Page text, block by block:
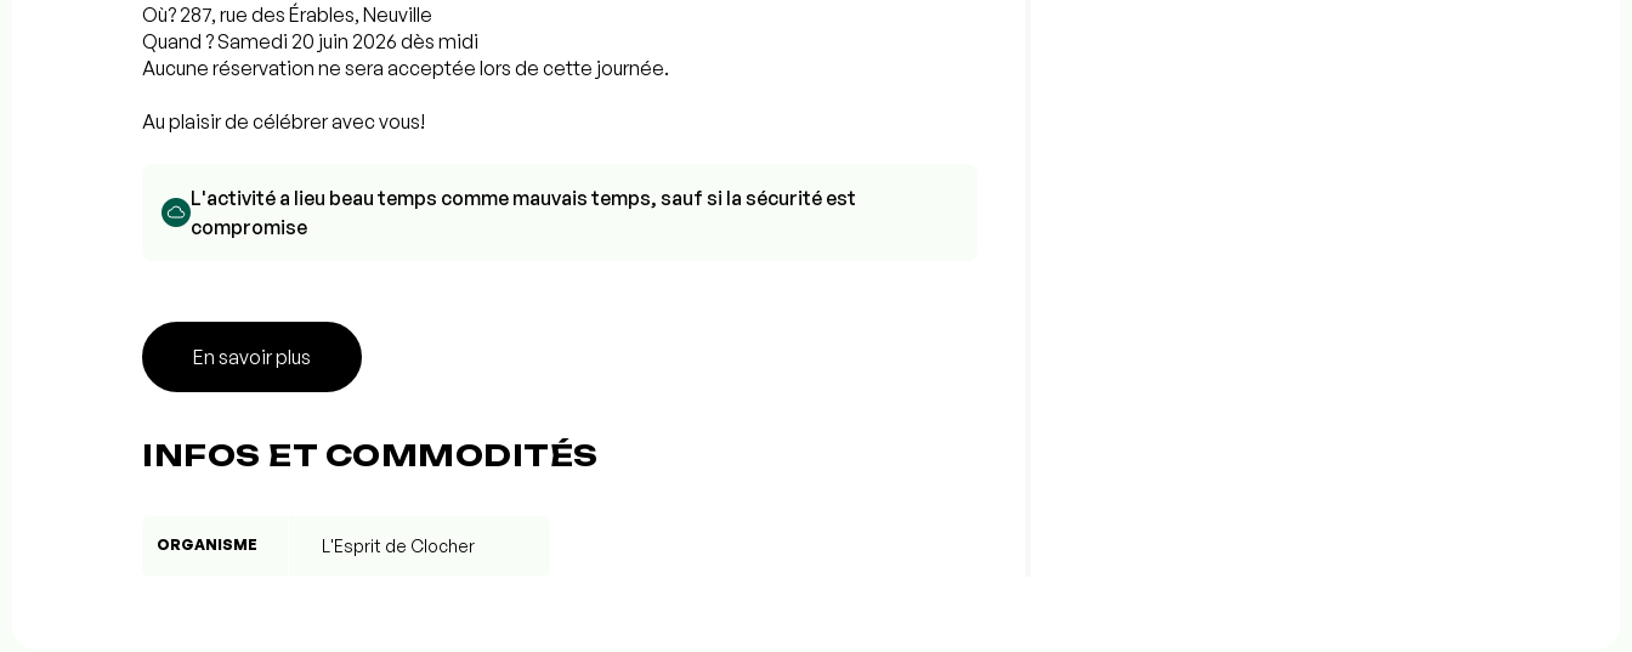
Où? 287, rue des Érables, Neuville
Quand ? Samedi 20 juin 2026 dès midi
Aucune réservation ne sera acceptée lors de cette journée.
Au plaisir de célébrer avec vous!
L'activité a lieu beau temps comme mauvais temps, sauf si la sécurité est
compromise
En savoir plus
INFOS ET COMMODITÉS
ORGANISME L'Esprit de Clocher